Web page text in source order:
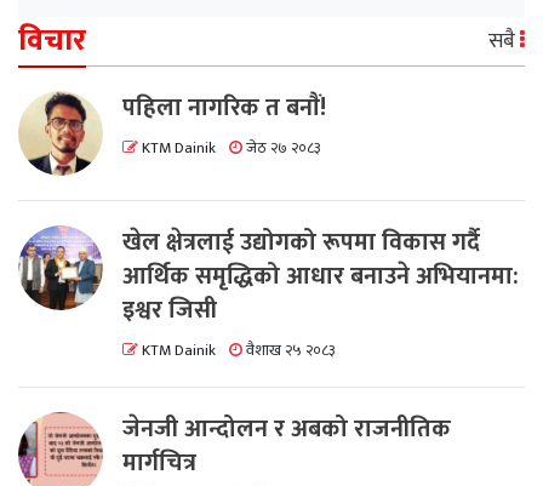
विचार सबै
पहिला नागरिक त बनाैं!
KTM Dainik जेठ २७ २०८३
खेल क्षेत्रलाई उद्योगको रूपमा विकास गर्दै
आर्थिक समृद्धिको आधार बनाउने अभियानमा:
इश्वर जिसी
KTM Dainik वैशाख २५ २०८३
जेनजी आन्दोलन र अबको राजनीतिक
मार्गचित्र